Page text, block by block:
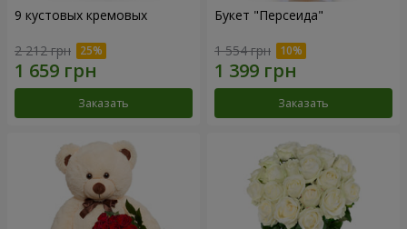
9 кустовых кремовых
2 212 грн
Заказать
Букет "Персеида"
1 554 грн
Заказать